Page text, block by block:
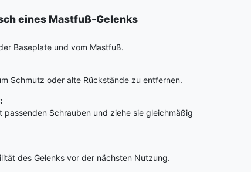
eines Mastfuß-Gelenks
Baseplate und vom Mastfuß.
Schmutz oder alte Rückstände zu entfernen.
passenden Schrauben und ziehe sie gleichmäßig
des Gelenks vor der nächsten Nutzung.